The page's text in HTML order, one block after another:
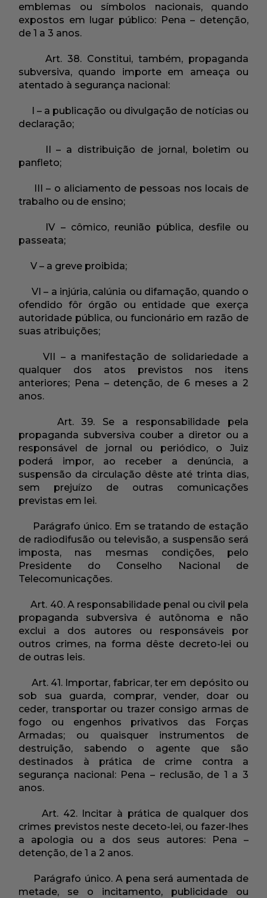
emblemas ou símbolos nacionais, quando
expostos em lugar público: Pena – detenção,
de 1 a 3 anos.
Art. 38. Constitui, também, propaganda
subversiva, quando importe em ameaça ou
atentado à segurança nacional:
I – a publicação ou divulgação de notícias ou
declaração;
II – a distribuição de jornal, boletim ou
panfleto;
III – o aliciamento de pessoas nos locais de
trabalho ou de ensino;
IV – cômico, reunião pública, desfile ou
passeata;
V – a greve proibida;
VI – a injúria, calúnia ou difamação, quando o
ofendido fôr órgão ou entidade que exerça
autoridade pública, ou funcionário em razão de
suas atribuições;
VII – a manifestação de solidariedade a
qualquer dos atos previstos nos itens
anteriores; Pena – detenção, de 6 meses a 2
anos.
Art. 39. Se a responsabilidade pela
propaganda subversiva couber a diretor ou a
responsável de jornal ou periódico, o Juiz
poderá impor, ao receber a denúncia, a
suspensão da circulação dêste até trinta dias,
sem prejuízo de outras comunicações
previstas em lei.
Parágrafo único. Em se tratando de estação
de radiodifusão ou televisão, a suspensão será
imposta, nas mesmas condições, pelo
Presidente do Conselho Nacional de
Telecomunicações.
Art. 40. A responsabilidade penal ou civil pela
propaganda subversiva é autônoma e não
exclui a dos autores ou responsáveis por
outros crimes, na forma dêste decreto-lei ou
de outras leis.
Art. 41. Importar, fabricar, ter em depósito ou
sob sua guarda, comprar, vender, doar ou
ceder, transportar ou trazer consigo armas de
fogo ou engenhos privativos das Forças
Armadas; ou quaisquer instrumentos de
destruição, sabendo o agente que são
destinados à prática de crime contra a
segurança nacional: Pena – reclusão, de 1 a 3
anos.
Art. 42. Incitar à prática de qualquer dos
crimes previstos neste deceto-lei, ou fazer-lhes
a apologia ou a dos seus autores: Pena –
detenção, de 1 a 2 anos.
Parágrafo único. A pena será aumentada de
metade, se o incitamento, publicidade ou